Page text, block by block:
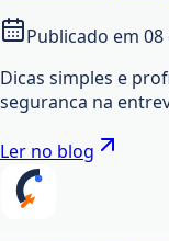
Publicado em 08
Dicas simples e
seguranca na
Ler no blog